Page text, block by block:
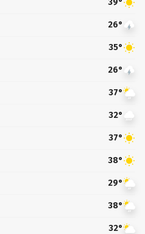
39°
26°
35°
26°
37°
32°
37°
38°
29°
38°
32°